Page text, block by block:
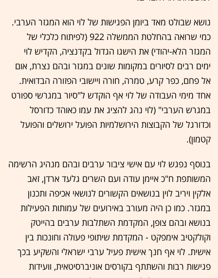
נושא שבולט מאד ביומן הפגישות של לוי הוא המגזר הערבי.
כמי שרואה בהחלטת הממשלה 922 (לפיתוח כלכלי של
המגזר הלא-יהודי) את הישגו הגדול בקדנציה, הקדיש לוי
ימים רבים לסיורים במקומות שונים במגזר ובהם נצרת, אום
אל פחם, כפר קרע, טמרה, חורה ויישובי הפזורה הבדואית.
אחד מימי העבודה של לוי אף הוקדש ל"סיור במגרשי ספורט
במגרש הערבי" (לוי נהג להציג את עמו כאוהד כדורסל
וכדורגל של הקבוצות הירושלמיות הפועל ירושלים והפועל
קטמון).
בנוסף נפגש לוי עם אישי ציבור ערבים ובהם מנהיג הרשימה
המשותפת ח"כ איימן עודה ועם השרים גלעד ארדן, זאב
אלקין ויריב לוין בנושאים הקשורים לנושאי אכיפה ותכנון
במגזר. כמו כן היה מעורב באירועים של עמותות הפעילות
בנושא ובהם צופן, המקדמת השתלבות ערבים בהייטק
וקולקטיב אימפקט - המקדמת שיתופי פעולה וחונכות בין
אישית. לוי אף חנך אישית פעיל ערבי ישראלי והשקיע בכך
פגישות רבות והשתתף בקורסים אוניברסיטאית, וועידות